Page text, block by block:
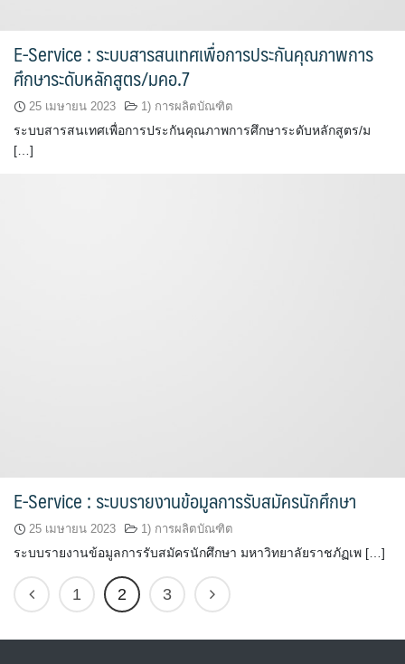
E-Service : ระบบสารสนเทศเพื่อการประกันคุณภาพการ
ศึกษาระดับหลักสูตร/มคอ.7
25 เมษายน 2023 1) การผลิตบัณฑิต
ระบบสารสนเทศเพื่อการประกันคุณภาพการศึกษาระดับหลักสูตร/ม
[…]
E-Service : ระบบรายงานข้อมูลการรับสมัครนักศึกษา
25 เมษายน 2023 1) การผลิตบัณฑิต
ระบบรายงานข้อมูลการรับสมัครนักศึกษา มหาวิทยาลัยราชภัฏเพ […]
1 2 3